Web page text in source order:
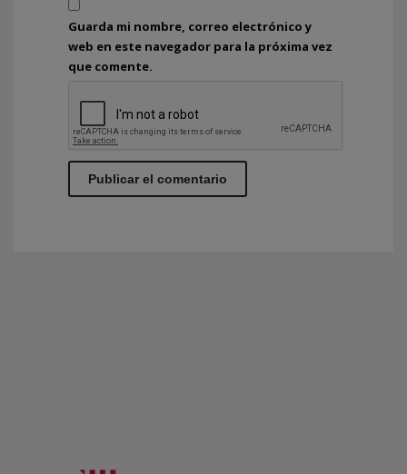
Guarda mi nombre, correo electrónico y
web en este navegador para la próxima vez
que comente.